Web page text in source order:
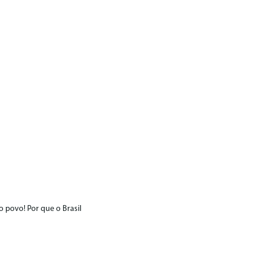
povo! Por que o Brasil